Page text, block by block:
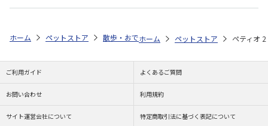
ホーム ペットストア 散歩・おでかけ キャリー・ドライブ用品（猫
ホーム ペットストア ペティオ
ご利用ガイド よくあるご質問
お問い合わせ 利用規約
サイト運営会社について 特定商取引法に基づく表記について